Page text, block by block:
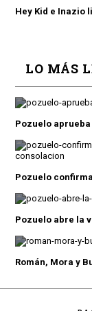
Hey Kid e Inazio
LO MÁS
Pozuelo
Pozuelo
Pozuelo abre la
Román, Mora y